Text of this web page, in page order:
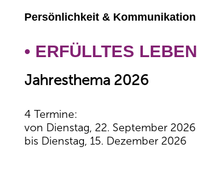
Persönlichkeit & Kommunikation
• ERFÜLLTES LEBEN
Jahresthema 2026
4 Termine:
von Dienstag, 22. September 2026
bis Dienstag, 15. Dezember 2026